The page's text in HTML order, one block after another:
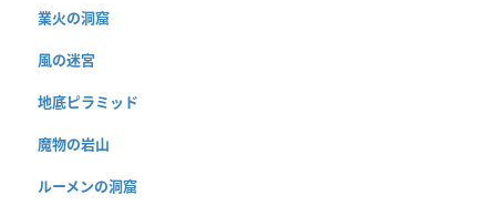
業火の洞窟
風の迷宮
地底ピラミッド
魔物の岩山
ルーメンの洞窟